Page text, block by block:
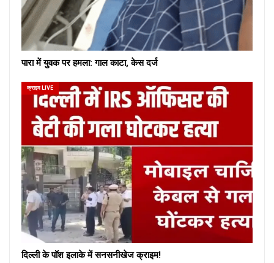
पारा में युवक पर हमला: गाल काटा, केस दर्ज
क्राइम LIVE
दिल्ली के पॉश इलाके में सनसनीखेज क्राइम!